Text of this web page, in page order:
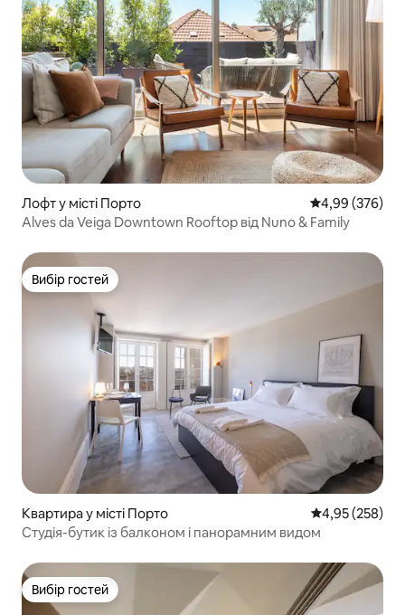
Лофт у місті Порто Середня
4,99 (376)
Alves da Veiga Downtown Rooftop від Nuno & Family
Вибір гостей
Вибір гостей
Квартира у місті Порто Середня
4,95 (258)
Студія-бутик із балконом і панорамним видом
Вибір гостей
Вибір гостей